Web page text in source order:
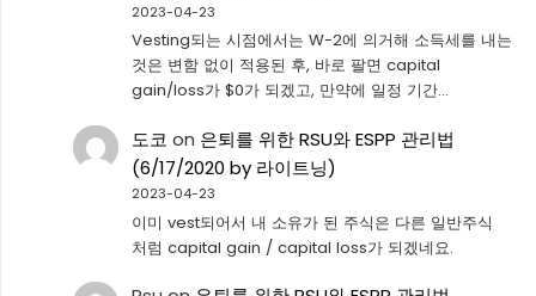
2023-04-23
Vesting되는 시점에서는 W-2에 의거해 소득세를 내는
것은 변함 없이 적용된 후, 바로 팔면 capital
gain/loss가 $0가 되겠고, 만약에 일정 기간…
도코 on 은퇴를 위한 RSU와 ESPP 관리법
(6/17/2020 by 라이트닝)
2023-04-23
이미 vest되어서 내 소유가 된 주식은 다른 일반주식
처럼 capital gain / capital loss가 되겠네요.